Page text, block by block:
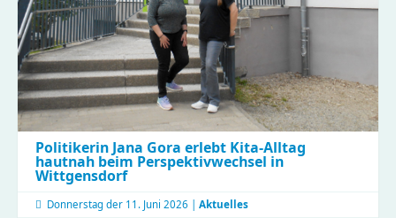
Politikerin Jana Gora erlebt Kita-Alltag
hautnah beim Perspektivwechsel in
Wittgensdorf
Donnerstag der 11. Juni 2026 | Aktuelles